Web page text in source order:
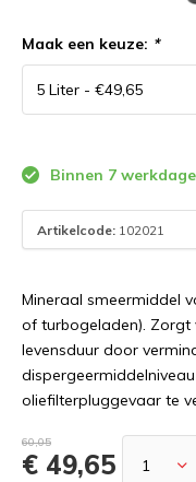
Maak een keuze: *
Binnen 7
Artikelcode: 102021
Mineraal smeermiddel
of turbogeladen). Zorgt
levensduur door
oliefilterpluggevaar te
60,05
€ 49,65